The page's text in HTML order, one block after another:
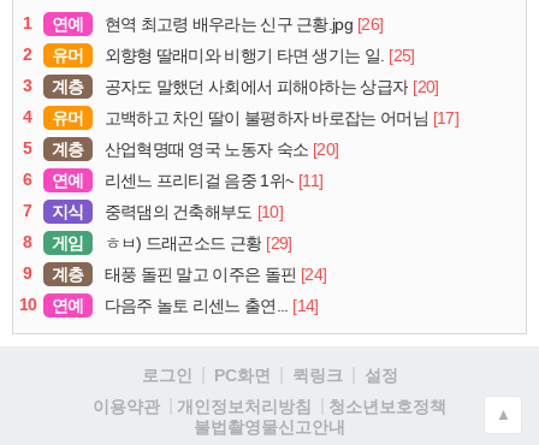
1 연예 현역 최고령 배우라는 신구 근황.jpg [26]
2
유머 외향형 딸래미와 비행기 타면 생기는 일. [25]
3
계층 공자도 말했던 사회에서 피해야하는 상급자 [20]
4
유머 고백하고 차인 딸이 불평하자 바로잡는 어머님 [17]
5
계층 산업혁명때 영국 노동자 숙소 [20]
6
연예 리센느 프리티걸 음중 1위~ [11]
7
지식 중력댐의 건축해부도 [10]
8
게임 ㅎㅂ) 드래곤소드 근황 [29]
9
계층 태풍 돌핀 말고 이주은 돌핀 [24]
10
연예 다음주 놀토 리센느 출연... [14]
로그인 PC화면 퀵링크
설정
이용약관
개인정보처리방침
청소년보호정책
불법촬영물신고안내
▲